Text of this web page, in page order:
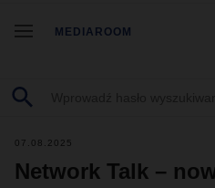
MEDIAROOM
07.08.2025
Network Talk –